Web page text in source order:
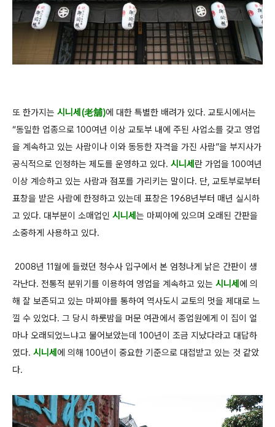
또 한가지는 시니세(老舖)에 대한 특별한 배려가 있다. 교토시에서는
“동일한 업종으로 100여년 이상 교토부 내에 주된 사업소를 갖고 영업
을 계속하고 있는 사람이나 이와 동등한 자격을 가진 사람”을 부지사가
공식적으로 인정하는 제도를 운영하고 있다. 시니세 란 가업을 100여년
이상 계승하고 있는 사람과 점포를 가리키는 말이다. 단, 교토부로부터
표창을 받은 사람에 한정하고 있는데 표창은 1968년부터 매년 실시하
고 있다. 대부분이 소매업인 시니세 는 마찌야에 있으며 오래된 간판을
소중하게 사용하고 있다.
2008년 11월에 들렀던 청수사 입구에서 본 엄청나게 낡은 간판이 생
각난다. 전통적 분위기를 이용하여 영업을 계속하고 있는 시니세 에 의
해 잘 보존되고 있는 마찌야를 통하여 역사도시 교토의 멋을 제대로 느
낄 수 있었다. 그 당시 하룻밤을 머문 여관에서 종업원에게 이 집이 얼
마나 오래되었느냐고 물어보았는데 100년이 조금 지났다라고 대답하
였다. 시니세 에 의해 100년이 중요한 기준으로 대접받고 있는 것 같았
다.